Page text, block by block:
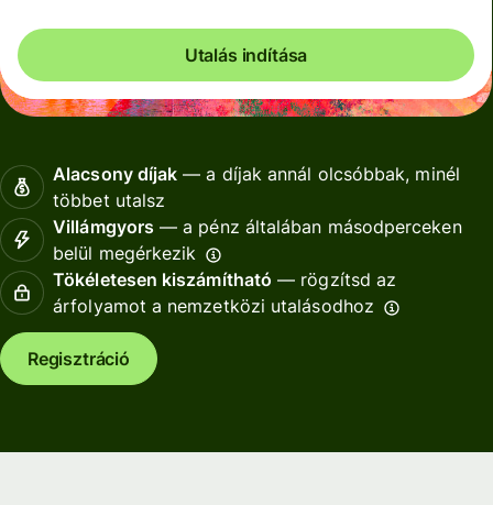
Utalás indítása
Alacsony díjak — a díjak annál olcsóbbak, minél
többet utalsz
Villámgyors — a pénz általában másodperceken
belül megérkezik
Tökéletesen kiszámítható — rögzítsd az
árfolyamot a nemzetközi utalásodhoz
Regisztráció